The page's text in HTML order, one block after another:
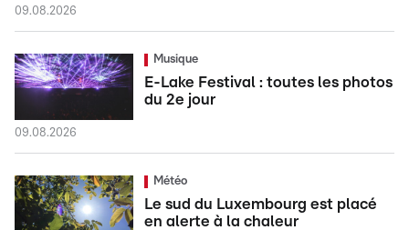
09.08.2026
Musique
E-Lake Festival : toutes les photos
du 2e jour
09.08.2026
Météo
Le sud du Luxembourg est placé
en alerte à la chaleur